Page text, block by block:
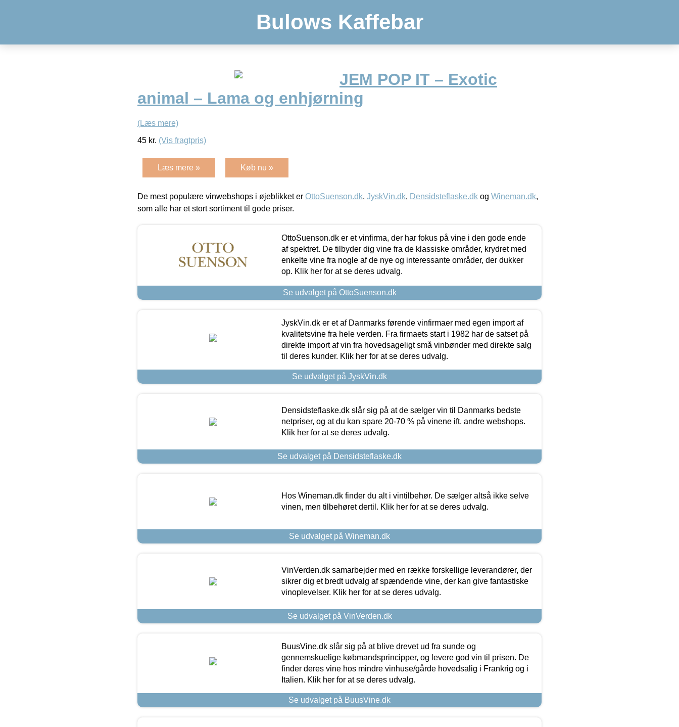
Bulows Kaffebar
JEM POP IT – Exotic
animal – Lama og enhjørning
(Læs mere)
45 kr. (Vis fragtpris)
Læs mere » Køb nu »
De mest populære vinwebshops i øjeblikket er OttoSuenson.dk, JyskVin.dk, Densidsteflaske.dk og Wineman.dk,
som alle har et stort sortiment til gode priser.
OttoSuenson.dk er et vinfirma, der har fokus på vine i den gode ende
af spektret. De tilbyder dig vine fra de klassiske områder, krydret med
enkelte vine fra nogle af de nye og interessante områder, der dukker
op. Klik her for at se deres udvalg.
Se udvalget på OttoSuenson.dk
JyskVin.dk er et af Danmarks førende vinfirmaer med egen import af
kvalitetsvine fra hele verden. Fra firmaets start i 1982 har de satset på
direkte import af vin fra hovedsageligt små vinbønder med direkte salg
til deres kunder. Klik her for at se deres udvalg.
Se udvalget på JyskVin.dk
Densidsteflaske.dk slår sig på at de sælger vin til Danmarks bedste
netpriser, og at du kan spare 20-70 % på vinene ift. andre webshops.
Klik her for at se deres udvalg.
Se udvalget på Densidsteflaske.dk
Hos Wineman.dk finder du alt i vintilbehør. De sælger altså ikke selve
vinen, men tilbehøret dertil. Klik her for at se deres udvalg.
Se udvalget på Wineman.dk
VinVerden.dk samarbejder med en række forskellige leverandører, der
sikrer dig et bredt udvalg af spændende vine, der kan give fantastiske
vinoplevelser. Klik her for at se deres udvalg.
Se udvalget på VinVerden.dk
BuusVine.dk slår sig på at blive drevet ud fra sunde og
gennemskuelige købmandsprincipper, og levere god vin til prisen. De
finder deres vine hos mindre vinhuse/gårde hovedsalig i Frankrig og i
Italien. Klik her for at se deres udvalg.
Se udvalget på BuusVine.dk